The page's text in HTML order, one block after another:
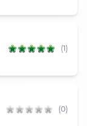
(1)
(0)